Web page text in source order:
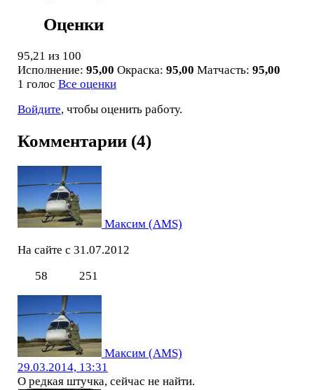
Оценки
95,21 из 100
Исполнение: 95,00 Окраска: 95,00 Матчасть: 95,00
1 голос Все оценки
Войдите, чтобы оценить работу.
Комментарии (4)
Максим (AMS)
На сайте с 31.07.2012
58
251
Максим (AMS)
29.03.2014, 13:31
О редкая штучка, сейчас не найти.